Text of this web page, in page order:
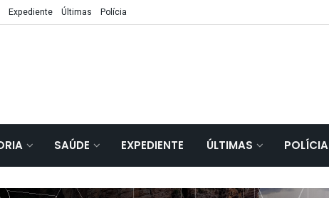
Expediente Últimas Polícia
SAÚDE EXPEDIENTE ÚLTIMAS POLÍCIA